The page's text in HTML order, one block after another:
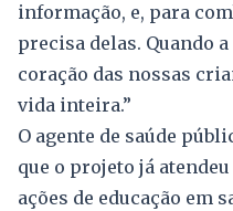
informação, e, para
precisa delas. Quando
coração das nossas
vida inteira.”
O agente de saúde
que o projeto já
ações de educação em